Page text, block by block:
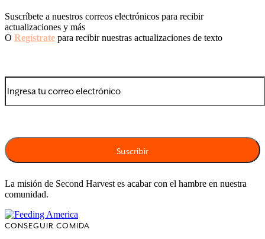
Suscríbete a nuestros correos electrónicos para recibir
actualizaciones y más
O Regístrate para recibir nuestras actualizaciones de texto
La misión de Second Harvest es acabar con el hambre en nuestra
comunidad.
CONSEGUIR COMIDA